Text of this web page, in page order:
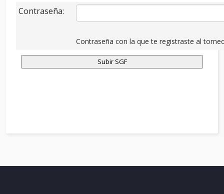
Contraseña:
Contraseña con la que te registraste al